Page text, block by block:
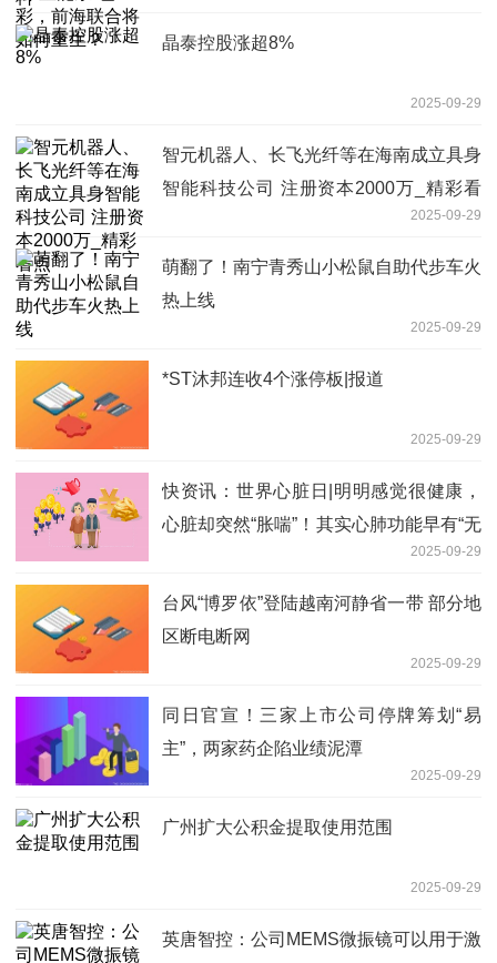
晶泰控股涨超8%
2025-09-29
智元机器人、长飞光纤等在海南成立具身
智能科技公司 注册资本2000万_精彩看
2025-09-29
萌翻了！南宁青秀山小松鼠自助代步车火
热上线
2025-09-29
*ST沐邦连收4个涨停板|报道
2025-09-29
快资讯：世界心脏日|明明感觉很健康，
心脏却突然“胀喘”！其实心肺功能早有“无
2025-09-29
台风“博罗依”登陆越南河静省一带 部分地
区断电断网
2025-09-29
同日官宣！三家上市公司停牌筹划“易
主”，两家药企陷业绩泥潭
2025-09-29
广州扩大公积金提取使用范围
2025-09-29
英唐智控：公司MEMS微振镜可以用于激